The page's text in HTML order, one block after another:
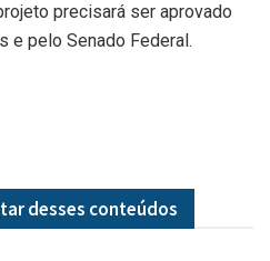
precisará ser aprovado
e pelo Senado Federal.
desses conteúdos